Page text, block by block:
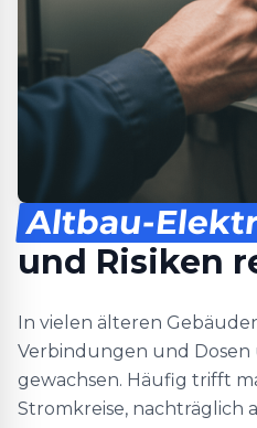
Altbau-
und Risiken
In vielen älteren
Verbindungen und
gewachsen. Häufig trifft
Stromkreise, nachträglich